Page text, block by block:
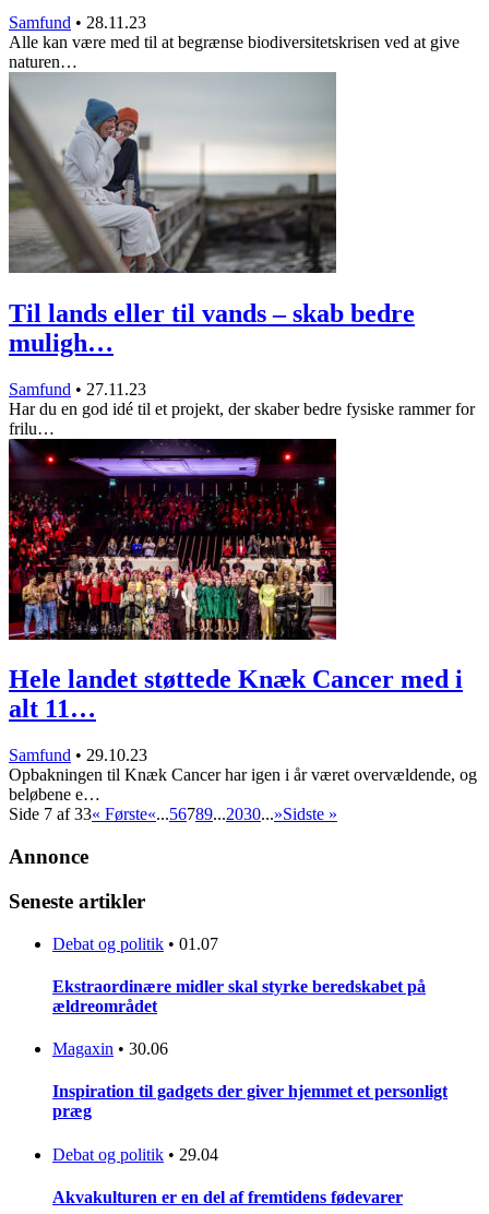
Samfund • 28.11.23
Alle kan være med til at begrænse biodiversitetskrisen ved at give
naturen…
Til lands eller til vands – skab bedre
muligh…
Samfund • 27.11.23
Har du en god idé til et projekt, der skaber bedre fysiske rammer for
frilu…
Hele landet støttede Knæk Cancer med i
alt 11…
Samfund • 29.10.23
Opbakningen til Knæk Cancer har igen i år været overvældende, og
beløbene e…
Side 7 af 33« Første«...56789...2030...»Sidste »
Annonce
Seneste artikler
Debat og politik • 01.07
Ekstraordinære midler skal styrke beredskabet på
ældreområdet
Magaxin • 30.06
Inspiration til gadgets der giver hjemmet et personligt
præg
Debat og politik • 29.04
Akvakulturen er en del af fremtidens fødevarer